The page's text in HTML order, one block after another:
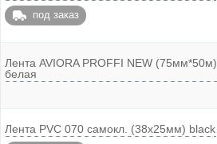
под заказ
Лента AVIORA PROFFI NEW (75мм*50м)
белая
Лента PVC 070 самокл. (38х25мм) black